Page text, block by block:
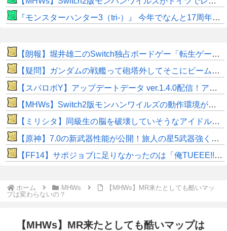
『モンスターハンター3（tri-）』 今年でなんと17周年！！
【朗報】堀井雄二のSwitch独占ボードゲー「転生ゲーム」（DL専売3980円）が今日発売なうえ微妙
【疑問】ガンダムの戦艦って砲塔外してそこにビームライフル挿しといたらいいんじゃない？？？？
【スパロボY】アップデートデータ ver.1.4.0配信！アニバーサリーエキスパンションパックも本日配信！
【MHWs】Switch2版モンハンワイルズの動作環境が判明！
【ミリシタ】同級生の脳を破壊していそうなアイドルちゃん🧠⚡
【原神】7.0の新武器性能が公開！旅人の星5武器強くね⁉
​【FF14】サポジョブに足りなかったのは「俺TUEEE!!」感！？もっとヒカセンを無双させてくれｗｗ
ホーム MHWs
【MHWs】MR来たとしても酷いマッ
プは変わらないの？
【MHWs】MR来たとしても酷いマップは